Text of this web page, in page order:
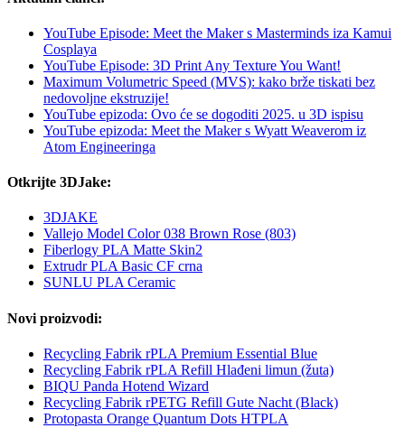
YouTube Episode: Meet the Maker s Masterminds iza Kamui
Cosplaya
YouTube Episode: 3D Print Any Texture You Want!
Maximum Volumetric Speed (MVS): kako brže tiskati bez
nedovoljne ekstruzije!
YouTube epizoda: Ovo će se dogoditi 2025. u 3D ispisu
YouTube epizoda: Meet the Maker s Wyatt Weaverom iz
Atom Engineeringa
Otkrijte 3DJake:
3DJAKE
Vallejo Model Color 038 Brown Rose (803)
Fiberlogy PLA Matte Skin2
Extrudr PLA Basic CF crna
SUNLU PLA Ceramic
Novi proizvodi:
Recycling Fabrik rPLA Premium Essential Blue
Recycling Fabrik rPLA Refill Hlađeni limun (žuta)
BIQU Panda Hotend Wizard
Recycling Fabrik rPETG Refill Gute Nacht (Black)
Protopasta Orange Quantum Dots HTPLA